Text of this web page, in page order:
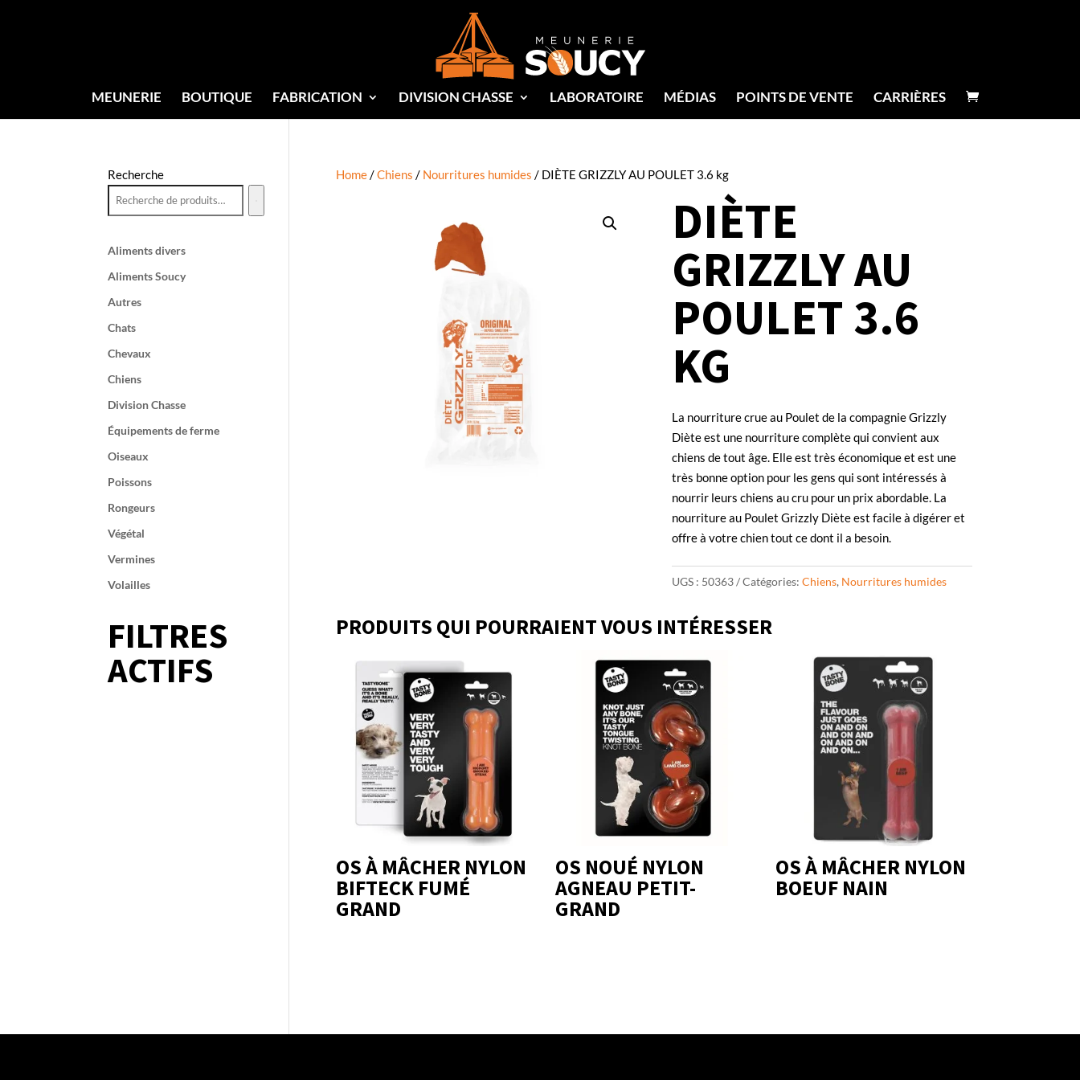
MEUNERIE BOUTIQUE FABRICATION DIVISION CHASSE LABORATOIRE MÉDIAS POINTS DE VENTE CARRIÈRES
Home/Chiens / Nourritures humides / DIÈTE GRIZZLY AU POULET 3.6 kg
DIÈTE
GRIZZLY AU
POULET 3.6
KG
La nourriture crue au Poulet de la compagnie Grizzly
Diète est une nourriture complète qui convient aux
chiens de tout âge. Elle est très économique et est une
très bonne option pour les gens qui sont intéressés à
nourrir leurs chiens au cru pour un prix abordable. La
nourriture au Poulet Grizzly Diète est facile à digérer et
offre à votre chien tout ce dont il a besoin.
UGS : 50363 Catégories: Chiens, Nourritures humides
PRODUITS QUI POURRAIENT VOUS INTÉRESSER
OS À MÂCHER NYLON
BIFTECK FUMÉ
GRAND
OS NOUÉ NYLON
AGNEAU PETIT-
GRAND
OS À MÂCHER NYLON
BOEUF NAIN
Recherche
Aliments divers
Aliments Soucy
Autres
Chats
Chevaux
Chiens
Division Chasse
Équipements de ferme
Oiseaux
Poissons
Rongeurs
Végétal
Vermines
Volailles
FILTRES
ACTIFS